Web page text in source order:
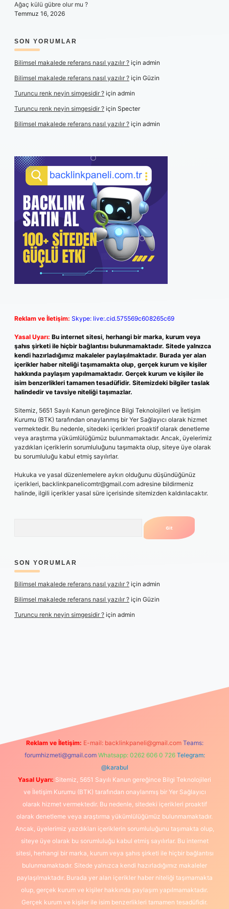
Ağaç külü gübre olur mu ?
Temmuz 16, 2026
SON YORUMLAR
Bilimsel makalede referans nasıl yazılır ? için admin
Bilimsel makalede referans nasıl yazılır ? için Güzin
Turuncu renk neyin simgesidir ? için admin
Turuncu renk neyin simgesidir ? için Specter
Bilimsel makalede referans nasıl yazılır ? için admin
Reklam ve İletişim: Skype: live:.cid.575569c608265c69
Yasal Uyarı: Bu internet sitesi, herhangi bir marka, kurum veya
şahıs şirketi ile hiçbir bağlantısı bulunmamaktadır. Sitede yalnızca
kendi hazırladığımız makaleler paylaşılmaktadır. Burada yer alan
içerikler haber niteliği taşımamakta olup, gerçek kurum ve kişiler
hakkında paylaşım yapılmamaktadır. Gerçek kurum ve kişiler ile
isim benzerlikleri tamamen tesadüfidir. Sitemizdeki bilgiler taslak
halindedir ve tavsiye niteliği taşımazlar.
Sitemiz, 5651 Sayılı Kanun gereğince Bilgi Teknolojileri ve İletişim
Kurumu (BTK) tarafından onaylanmış bir Yer Sağlayıcı olarak hizmet
vermektedir. Bu nedenle, sitedeki içerikleri proaktif olarak denetleme
veya araştırma yükümlülüğümüz bulunmamaktadır. Ancak, üyelerimiz
yazdıkları içeriklerin sorumluluğunu taşımakta olup, siteye üye olarak
bu sorumluluğu kabul etmiş sayılırlar.
Hukuka ve yasal düzenlemelere aykırı olduğunu düşündüğünüz
içerikleri, backlinkpanelicomtr@gmail.com adresine bildirmeniz
halinde, ilgili içerikler yasal süre içerisinde sitemizden kaldırılacaktır.
SON YORUMLAR
Bilimsel makalede referans nasıl yazılır ? için admin
Bilimsel makalede referans nasıl yazılır ? için Güzin
Turuncu renk neyin simgesidir ? için admin
Reklam ve İletişim: E-mail: backlinkpaneli@gmail.com Teams:
forumhizmeti@gmail.com Whatsapp: 0262 606 0 726 Telegram:
@karabul
Yasal Uyarı: Sitemiz, 5651 Sayılı Kanun gereğince Bilgi Teknolojileri
ve İletişim Kurumu (BTK) tarafından onaylanmış bir Yer Sağlayıcı
olarak hizmet vermektedir. Bu nedenle, sitedeki içerikleri proaktif
olarak denetleme veya araştırma yükümlülüğümüz bulunmamaktadır.
Ancak, üyelerimiz yazdıkları içeriklerin sorumluluğunu taşımakta olup,
siteye üye olarak bu sorumluluğu kabul etmiş sayılırlar. Bu internet
sitesi, herhangi bir marka, kurum veya şahıs şirketi ile hiçbir bağlantısı
bulunmamaktadır. Sitede yalnızca kendi hazırladığımız makaleler
paylaşılmaktadır. Burada yer alan içerikler haber niteliği taşımamakta
olup, gerçek kurum ve kişiler hakkında paylaşım yapılmamaktadır.
Gerçek kurum ve kişiler ile isim benzerlikleri tamamen tesadüfidir.